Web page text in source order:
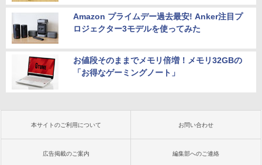
Amazon プライムデー過去最安! Anker注目プ
ロジェクター3モデルを使ってみた
お値段そのままでメモリ倍増！メモリ32GBの
「お得なゲーミングノート」
本サイトのご利用について お問い合わせ
広告掲載のご案内 編集部へのご連絡